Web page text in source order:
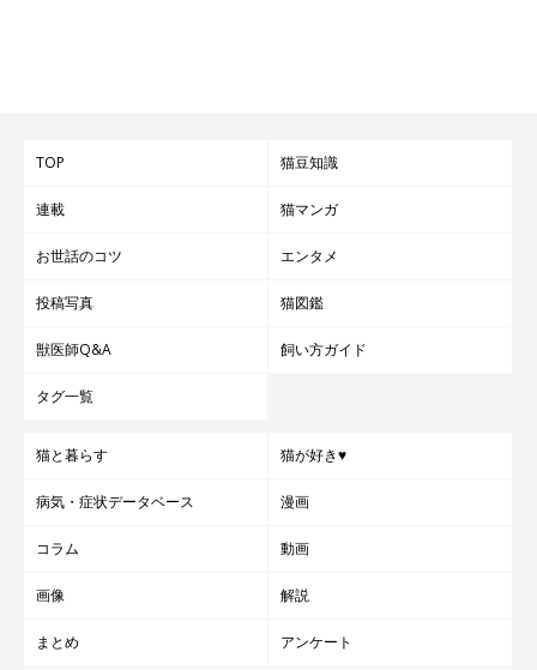
TOP 猫豆知識
連載 猫マンガ
お世話のコツ エンタメ
投稿写真 猫図鑑
獣医師Q&A 飼い方ガイド
タグ一覧
猫と暮らす 猫が好き♥
病気・症状データベース 漫画
コラム 動画
画像 解説
まとめ アンケート